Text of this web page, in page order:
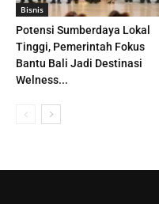
Bisnis
Potensi Sumberdaya Lokal
Tinggi, Pemerintah Fokus
Bantu Bali Jadi Destinasi
Welness...